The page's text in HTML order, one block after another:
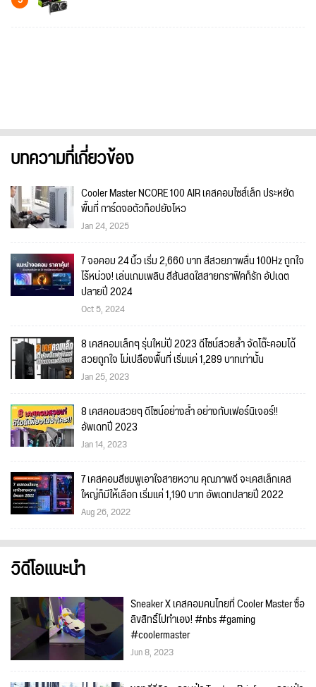
บทความที่เกี่ยวข้อง
Cooler Master NCORE 100 AIR เคสคอมไซส์เล็ก ประหยัด
พื้นที่ การ์ดจอตัวท็อปยังไหว
Jan 24, 2025
7 จอคอม 24 นิ้ว เริ่ม 2,660 บาท สีสวยภาพลื่น 100Hz ถูกใจ
ไร้หน่วง! เล่นเกมเพลิน สีสันสดใสสายกราฟิคก็รัก อัปเดต
ปลายปี 2024
Oct 5, 2024
8 เคสคอมเล็กๆ รุ่นใหม่ปี 2023 ดีไซน์สวยล้ำ จัดโต๊ะคอมได้
สวยถูกใจ ไม่เปลืองพื้นที่ เริ่มแค่ 1,289 บาทเท่านั้น
Jan 25, 2023
8 เคสคอมสวยๆ ดีไซน์อย่างล้ำ อย่างกับเฟอร์นิเจอร์!!
อัพเดทปี 2023
Jan 14, 2023
7 เคสคอมสีชมพูเอาใจสายหวาน คุณภาพดี จะเคสเล็กเคส
ใหญ่ก็มีให้เลือก เริ่มแค่ 1,190 บาท อัพเดทปลายปี 2022
Aug 26, 2022
วิดีโอแนะนำ
Sneaker X เคสคอมคนไทยที่ Cooler Master ซื้อ
ลิขสิทธิ์ไปทำเอง! #nbs #gaming
#coolermaster
Jun 8, 2023